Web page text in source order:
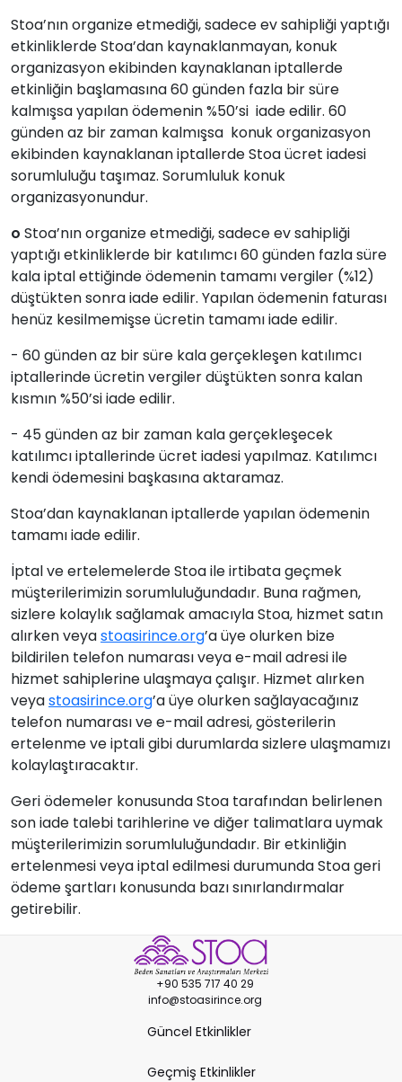
Stoa’nın organize etmediği, sadece ev sahipliği yaptığı
etkinliklerde Stoa’dan kaynaklanmayan, konuk
organizasyon ekibinden kaynaklanan iptallerde
etkinliğin başlamasına 60 günden fazla bir süre
kalmışsa yapılan ödemenin %50’si iade edilir. 60
günden az bir zaman kalmışsa konuk organizasyon
ekibinden kaynaklanan iptallerde Stoa ücret iadesi
sorumluluğu taşımaz. Sorumluluk konuk
organizasyonundur.
o Stoa’nın organize etmediği, sadece ev sahipliği
yaptığı etkinliklerde bir katılımcı 60 günden fazla süre
kala iptal ettiğinde ödemenin tamamı vergiler (%12)
düştükten sonra iade edilir. Yapılan ödemenin faturası
henüz kesilmemişse ücretin tamamı iade edilir.
- 60 günden az bir süre kala gerçekleşen katılımcı
iptallerinde ücretin vergiler düştükten sonra kalan
kısmın %50’si iade edilir.
- 45 günden az bir zaman kala gerçekleşecek
katılımcı iptallerinde ücret iadesi yapılmaz. Katılımcı
kendi ödemesini başkasına aktaramaz.
Stoa’dan kaynaklanan iptallerde yapılan ödemenin
tamamı iade edilir.
İptal ve ertelemelerde Stoa ile irtibata geçmek
müşterilerimizin sorumluluğundadır. Buna rağmen,
sizlere kolaylık sağlamak amacıyla Stoa, hizmet satın
alırken veyastoasirince.org’a üye olurken bize
bildirilen telefon numarası veya e-mail adresi ile
hizmet sahiplerine ulaşmaya çalışır. Hizmet alırken
veyastoasirince.org’a üye olurken sağlayacağınız
telefon numarası ve e-mail adresi, gösterilerin
ertelenme ve iptali gibi durumlarda sizlere ulaşmamızı
kolaylaştıracaktır.
Geri ödemeler konusunda Stoa tarafından belirlenen
son iade talebi tarihlerine ve diğer talimatlara uymak
müşterilerimizin sorumluluğundadır. Bir etkinliğin
ertelenmesi veya iptal edilmesi durumunda Stoa geri
ödeme şartları konusunda bazı sınırlandırmalar
getirebilir.
+90 535 717 40 29
info@stoasirince.org
Güncel Etkinlikler
Geçmiş Etkinlikler